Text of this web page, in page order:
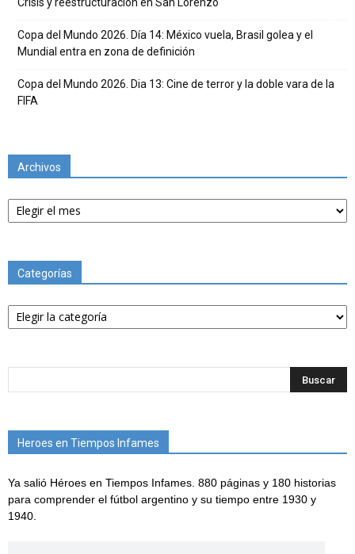
Copa del Mundo 2026. Día 14: México vuela, Brasil golea y el
Mundial entra en zona de definición
Copa del Mundo 2026. Dia 13: Cine de terror y la doble vara de la
FIFA
Archivos
Archivos
Categorías
Categorías
Heroes en Tiempos Infames
Ya salió Héroes en Tiempos Infames. 880 páginas y 180 historias
para comprender el fútbol argentino y su tiempo entre 1930 y
1940.